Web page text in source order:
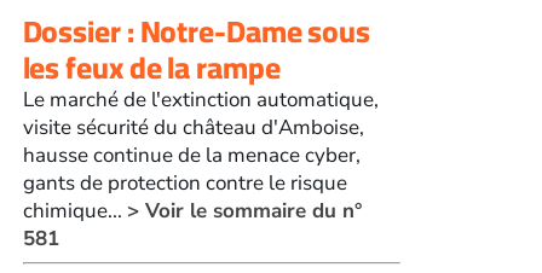
Dossier : Notre-Dame sous
les feux de la rampe
Le marché de l'extinction automatique,
visite sécurité du château d'Amboise,
hausse continue de la menace cyber,
gants de protection contre le risque
chimique... > Voir le sommaire du n°
581